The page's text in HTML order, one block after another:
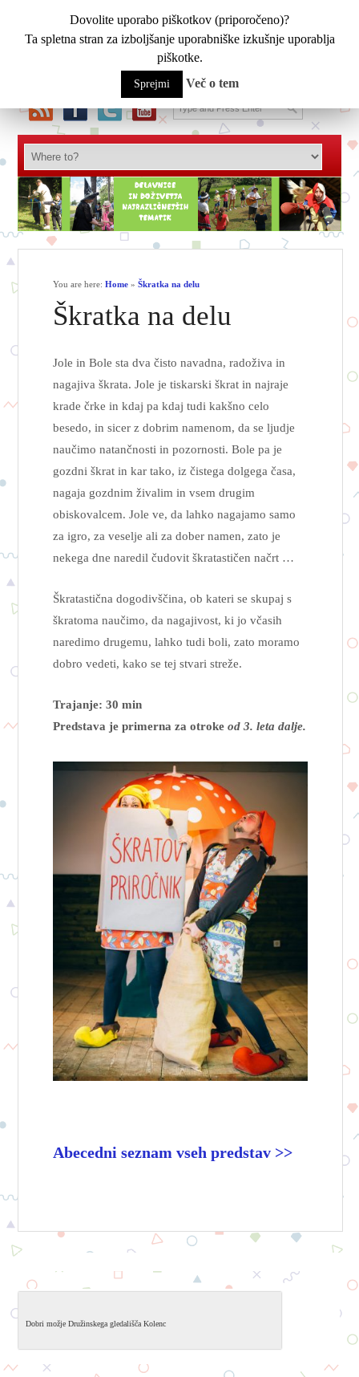
You are here: Home» Škratka na delu
Škratka na delu
Jole in Bole sta dva čisto navadna, radoživa in
nagajiva škrata. Jole je tiskarski škrat in najraje
krade črke in kdaj pa kdaj tudi kakšno celo
besedo, in sicer z dobrim namenom, da se ljudje
naučimo natančnosti in pozornosti. Bole pa je
gozdni škrat in kar tako, iz čistega dolgega časa,
nagaja gozdnim živalim in vsem drugim
obiskovalcem. Jole ve, da lahko nagajamo samo
za igro, za veselje ali za dober namen, zato je
nekega dne naredil čudovit škratastičen načrt …
Škratastična dogodivščina, ob kateri se skupaj s
škratoma naučimo, da nagajivost, ki jo včasih
naredimo drugemu, lahko tudi boli, zato moramo
dobro vedeti, kako se tej stvari streže.
Trajanje: 30 min
Predstava je primerna za otroke od 3. leta dalje.
Abecedni seznam vseh predstav >>
Dobri možje Družinskega gledališča Kolenc
Dovolite uporabo piškotkov (priporočeno)?
Ta spletna stran za izboljšanje uporabniške izkušnje uporablja
piškotke.
Sprejmi Več o tem